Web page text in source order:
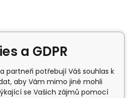
a GDPR
partneři potřebují Váš souhlas k
aby Vám mimo jiné mohli
se Vašich zájmů pomocí